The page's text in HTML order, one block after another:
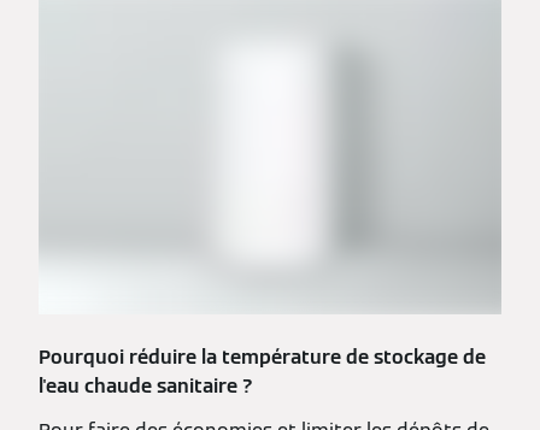
Pourquoi réduire la température de stockage de
l'eau chaude sanitaire ?